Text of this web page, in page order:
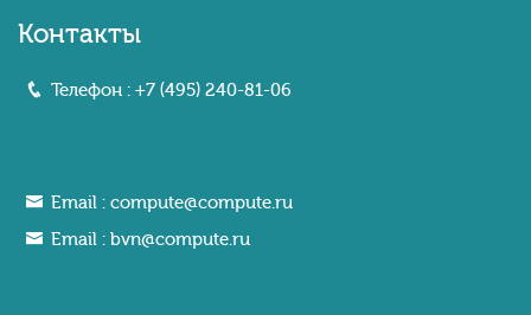
Контакты
Телефон : +7 (495) 240-81-06
Email : compute@compute.ru
Email : bvn@compute.ru